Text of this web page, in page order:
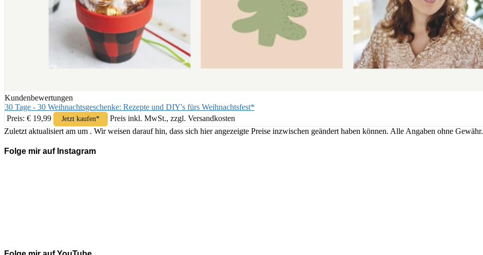
Kundenbewertungen
30 Tage - 30 Weihnachtsgeschenke: Rezepte und DIY's fürs Weihnachtsfest*
Preis: € 19,99
Jetzt kaufen*
Preis inkl. MwSt., zzgl. Versandkosten
Zuletzt aktualisiert am um . Wir weisen darauf hin, dass sich hier angezeigte Preise inzwischen geändert haben können. Alle Angaben ohne Gewähr.
Folge mir auf Instagram